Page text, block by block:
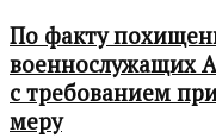
По факту
военнослужащих
с требованием
меру